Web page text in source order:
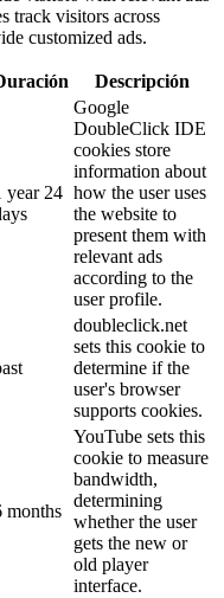
track visitors across
customized ads.
Descripción
year 24
Google
DoubleClick IDE
cookies store
information about
how the user uses
the website to
present them with
relevant ads
according to the
user profile.
doubleclick.net
sets this cookie to
determine if the
user's browser
supports cookies.
months
YouTube sets this
cookie to measure
bandwidth,
determining
whether the user
gets the new or
old player
interface.